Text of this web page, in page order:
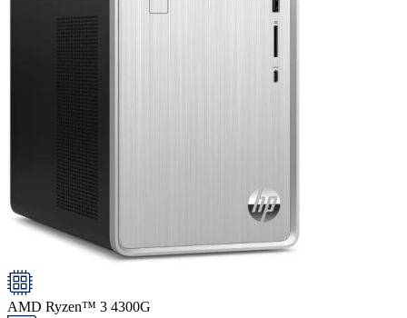
AMD Ryzen™ 3 4300G